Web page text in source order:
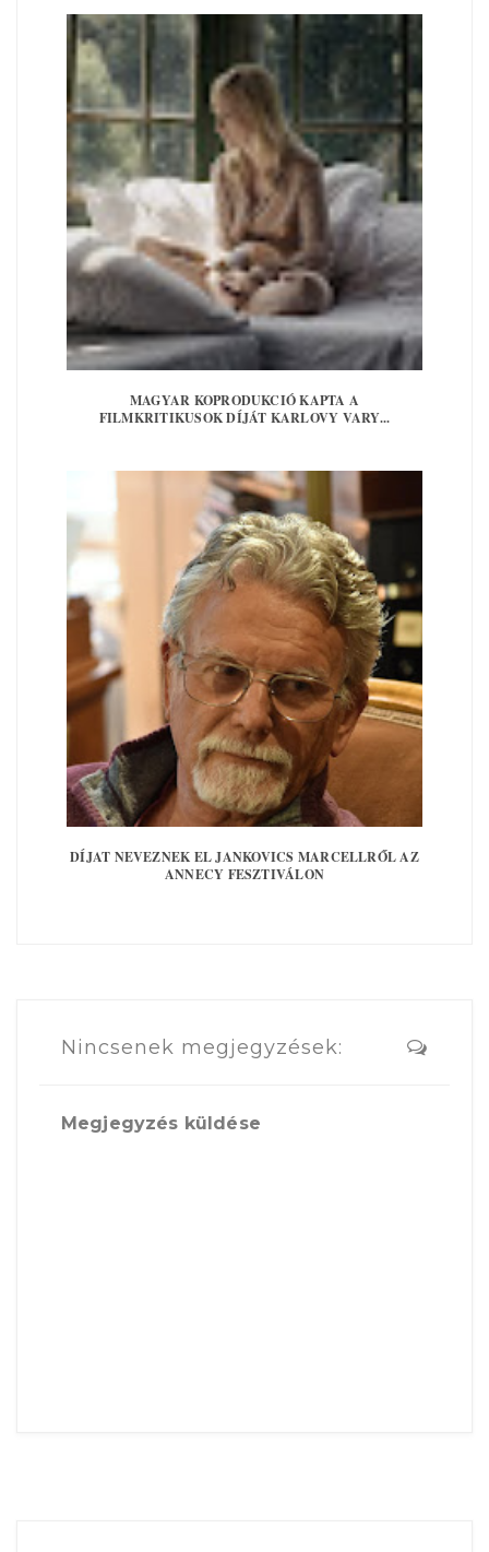
MAGYAR KOPRODUKCIÓ KAPTA A
FILMKRITIKUSOK DÍJÁT KARLOVY VARY...
DÍJAT NEVEZNEK EL JANKOVICS MARCELLRŐL AZ
ANNECY FESZTIVÁLON
Nincsenek megjegyzések:
Megjegyzés küldése